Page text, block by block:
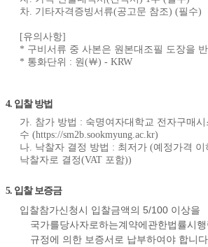
차. 기타자격증빙서류(공고문 참조) (필수)
[유의사항]
* 구비서류 중 사본은 원본대조필 도장을
* 통화단위 : 원(￦) - KRW
4. 입찰 방법
가. 참가 방법 : 숙명여자대학교 전자구매
수 (https://sm2b.sookmyung.ac.kr)
나. 낙찰자 결정 방법 : 최저가 (예정가격
낙찰자로 결정(VAT 포함))
5. 입찰 보증금
입찰참가신청시 입찰금액의 5/100 이상을
국가를당사자로하는계약에관한법률시
규정에 의한 보증서로 납부하여야 합니다.